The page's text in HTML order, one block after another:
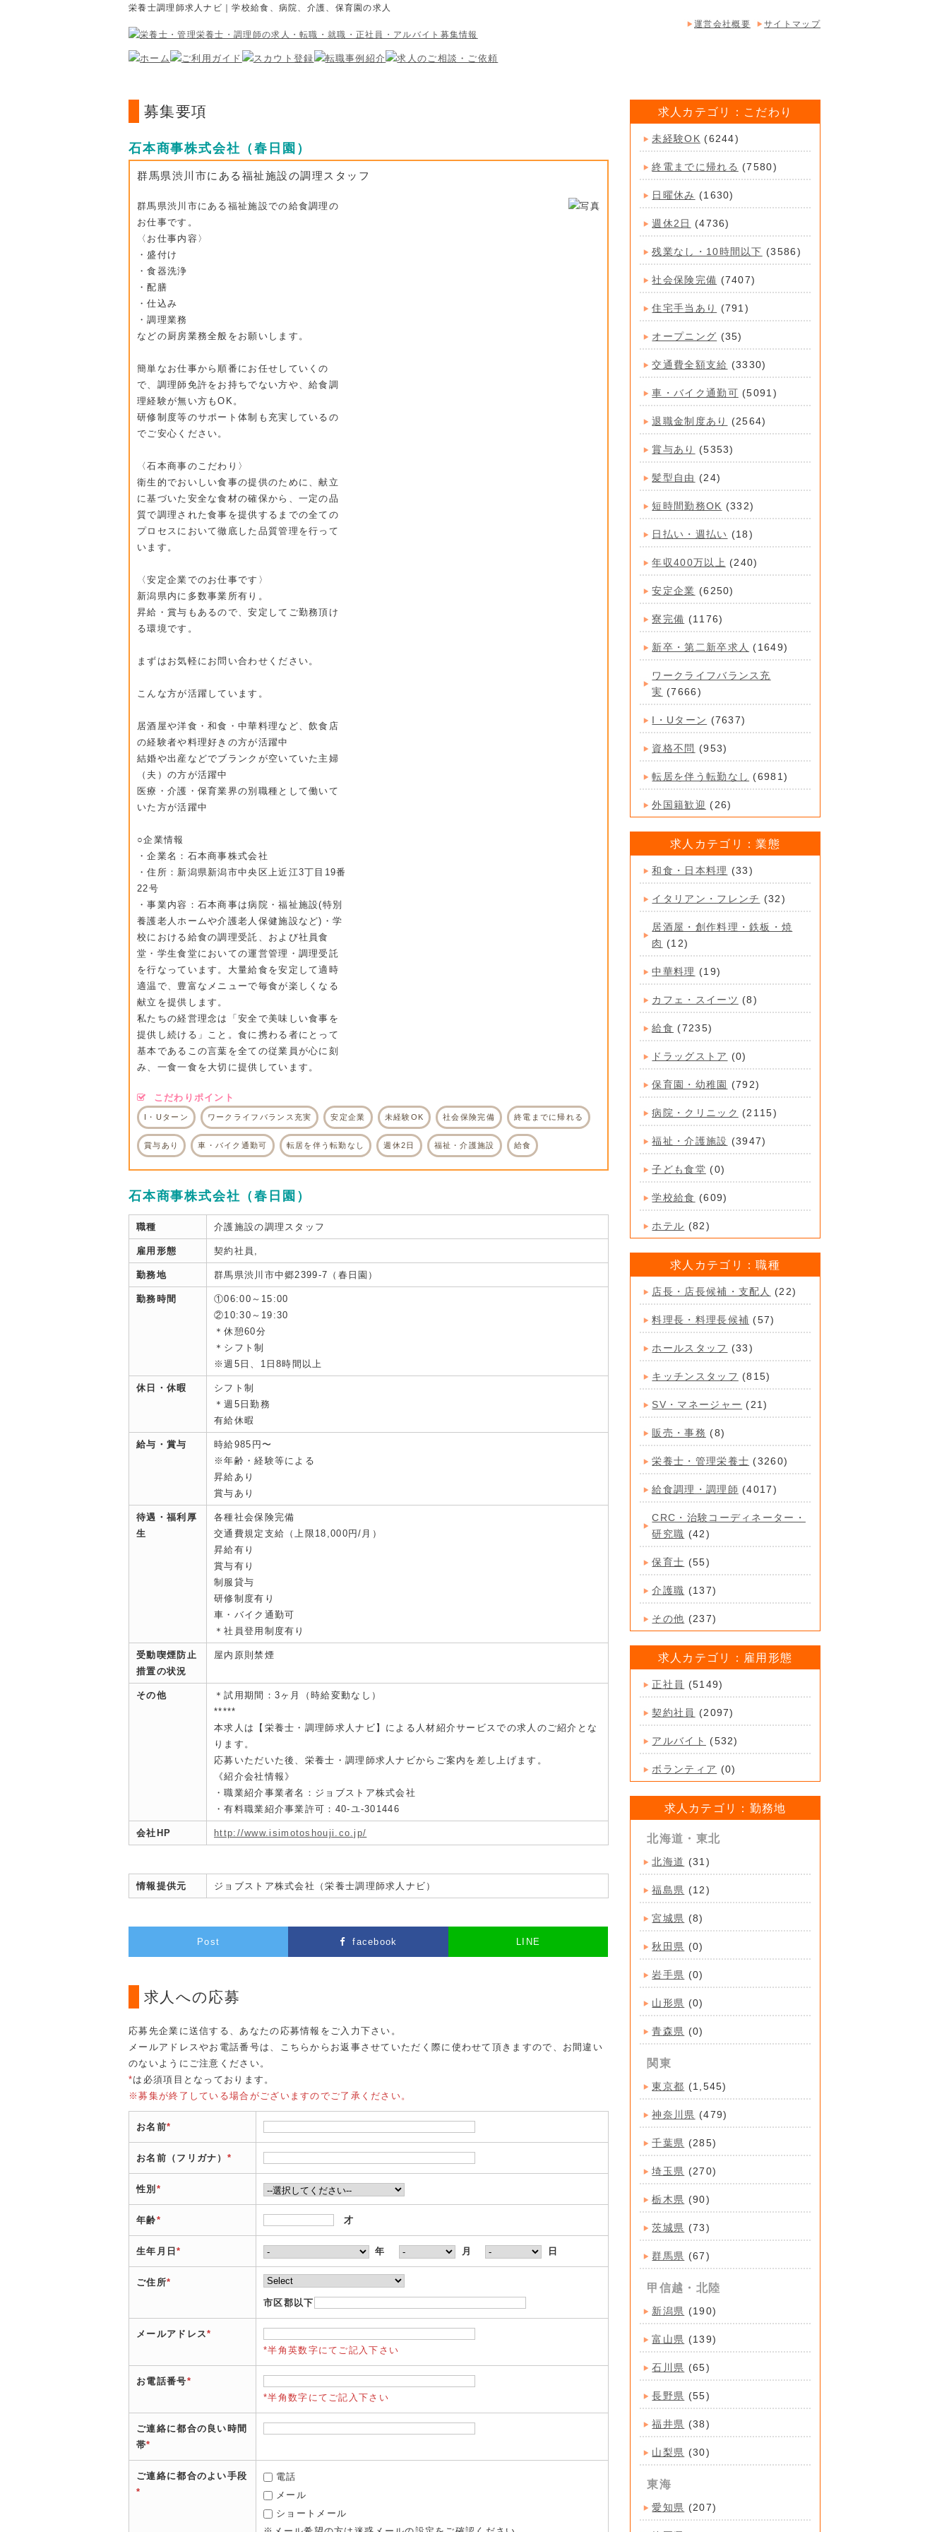
栄養士調理師求人ナビ｜学校給食、病院、介護、保育園の求人
運営会社概要
サイトマップ
募集要項
石本商事株式会社（春日園）
群馬県渋川市にある福祉施設の調理スタッフ
群馬県渋川市にある福祉施設での給食調理の
お仕事です。
〈お仕事内容〉
・盛付け
・食器洗浄
・配膳
・仕込み
・調理業務
などの厨房業務全般をお願いします。
簡単なお仕事から順番にお任せしていくの
で、調理師免許をお持ちでない方や、給食調
理経験が無い方もOK。
研修制度等のサポート体制も充実しているの
でご安心ください。
〈石本商事のこだわり〉
衛生的でおいしい食事の提供のために、献立
に基づいた安全な食材の確保から、一定の品
質で調理された食事を提供するまでの全ての
プロセスにおいて徹底した品質管理を行って
います。
〈安定企業でのお仕事です〉
新潟県内に多数事業所有り。
昇給・賞与もあるので、安定してご勤務頂け
る環境です。
まずはお気軽にお問い合わせください。
こんな方が活躍しています。
居酒屋や洋食・和食・中華料理など、飲食店
の経験者や料理好きの方が活躍中
結婚や出産などでブランクが空いていた主婦
（夫）の方が活躍中
医療・介護・保育業界の別職種として働いて
いた方が活躍中
○企業情報
・企業名：石本商事株式会社
・住所：新潟県新潟市中央区上近江3丁目19番
22号
・事業内容：石本商事は病院・福祉施設(特別
養護老人ホームや介護老人保健施設など)・学
校における給食の調理受託、および社員食
堂・学生食堂においての運営管理・調理受託
を行なっています。大量給食を安定して適時
適温で、豊富なメニューで毎食が楽しくなる
献立を提供します。
私たちの経営理念は「安全で美味しい食事を
提供し続ける」こと。食に携わる者にとって
基本であるこの言葉を全ての従業員が心に刻
み、一食一食を大切に提供しています。
こだわりポイント
I・Uターン ワークライフバランス充実 安定企業 未経験OK 社会保険完備 終電までに帰れる
賞与あり 車・バイク通勤可 転居を伴う転勤なし 週休2日 福祉・介護施設 給食
石本商事株式会社（春日園）
職種 介護施設の調理スタッフ
雇用形態 契約社員,
勤務地 群馬県渋川市中郷2399-7（春日園）
勤務時間
①06:00～15:00
②10:30～19:30
＊休憩60分
＊シフト制
※週5日、1日8時間以上
休日・休暇
シフト制
＊週5日勤務
有給休暇
給与・賞与
時給985円〜
※年齢・経験等による
昇給あり
賞与あり
待遇・福利厚
生
各種社会保険完備
交通費規定支給（上限18,000円/月）
昇給有り
賞与有り
制服貸与
研修制度有り
車・バイク通勤可
＊社員登用制度有り
受動喫煙防止
措置の状況
屋内原則禁煙
その他
＊試用期間：3ヶ月（時給変動なし）
*****
本求人は【栄養士・調理師求人ナビ】による人材紹介サービスでの求人のご紹介とな
ります。
応募いただいた後、栄養士・調理師求人ナビからご案内を差し上げます。
《紹介会社情報》
・職業紹介事業者名：ジョブストア株式会社
・有料職業紹介事業許可：40-ユ-301446
会社HP http://www.isimotoshouji.co.jp/
情報提供元 ジョブストア株式会社（栄養士調理師求人ナビ）
Post facebook LINE
求人への応募
応募先企業に送信する、あなたの応募情報をご入力下さい。
メールアドレスやお電話番号は、こちらからお返事させていただく際に使わせて頂きますので、お間違い
のないようにご注意ください。
*は必須項目となっております。
※募集が終了している場合がございますのでご了承ください。
お名前*
お名前（フリガナ） *
性別 *
年齢* 才
生年月日* 年 月 日
ご住所*
市区郡以下
メールアドレス*
*半角英数字にてご記入下さい
お電話番号*
*半角数字にてご記入下さい
ご連絡に都合の良い時間
帯*
ご連絡に都合のよい手段
*
電話
メール
ショートメール
求人カテゴリ：こだわり
未経験OK (6244)
終電までに帰れる (7580)
日曜休み (1630)
週休2日 (4736)
残業なし・10時間以下 (3586)
社会保険完備 (7407)
住宅手当あり (791)
オープニング (35)
交通費全額支給 (3330)
車・バイク通勤可 (5091)
退職金制度あり (2564)
賞与あり (5353)
髪型自由 (24)
短時間勤務OK (332)
日払い・週払い (18)
年収400万以上 (240)
安定企業 (6250)
寮完備 (1176)
新卒・第二新卒求人 (1649)
ワークライフバランス充
実 (7666)
I・Uターン (7637)
資格不問 (953)
転居を伴う転勤なし (6981)
外国籍歓迎 (26)
求人カテゴリ：業態
和食・日本料理 (33)
イタリアン・フレンチ (32)
居酒屋・創作料理・鉄板・焼
肉 (12)
中華料理 (19)
カフェ・スイーツ (8)
給食 (7235)
ドラッグストア (0)
保育園・幼稚園 (792)
病院・クリニック (2115)
福祉・介護施設 (3947)
子ども食堂 (0)
学校給食 (609)
ホテル (82)
求人カテゴリ：職種
店長・店長候補・支配人 (22)
料理長・料理長候補 (57)
ホールスタッフ (33)
キッチンスタッフ (815)
SV・マネージャー (21)
販売・事務 (8)
栄養士・管理栄養士 (3260)
給食調理・調理師 (4017)
CRC・治験コーディネーター・
研究職 (42)
保育士 (55)
介護職 (137)
その他 (237)
求人カテゴリ：雇用形態
正社員 (5149)
契約社員 (2097)
アルバイト (532)
ボランティア (0)
求人カテゴリ：勤務地
北海道・東北
北海道 (31)
福島県 (12)
宮城県 (8)
秋田県 (0)
岩手県 (0)
山形県 (0)
青森県 (0)
関東
東京都 (1,545)
神奈川県 (479)
千葉県 (285)
埼玉県 (270)
栃木県 (90)
茨城県 (73)
群馬県 (67)
甲信越・北陸
新潟県 (190)
富山県 (139)
石川県 (65)
長野県 (55)
福井県 (38)
山梨県 (30)
東海
愛知県 (207)